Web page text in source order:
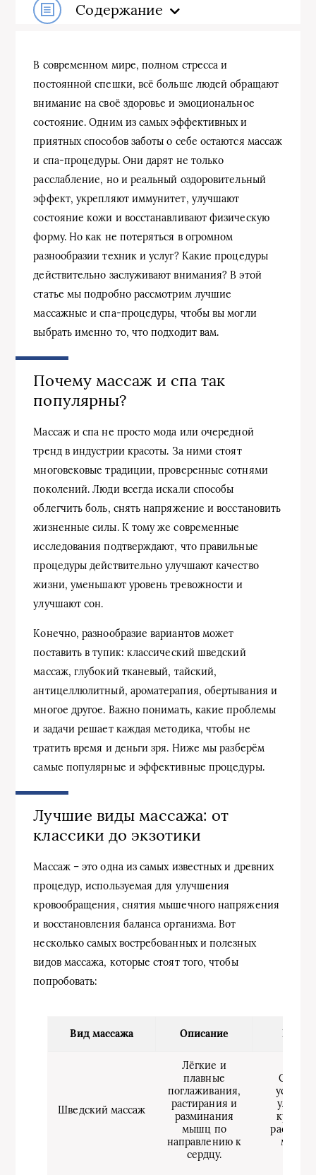
Содержание
В современном мире, полном стресса и
постоянной спешки, всё больше людей обращают
внимание на своё здоровье и эмоциональное
состояние. Одним из самых эффективных и
приятных способов заботы о себе остаются массаж
и спа-процедуры. Они дарят не только
расслабление, но и реальный оздоровительный
эффект, укрепляют иммунитет, улучшают
состояние кожи и восстанавливают физическую
форму. Но как не потеряться в огромном
разнообразии техник и услуг? Какие процедуры
действительно заслуживают внимания? В этой
статье мы подробно рассмотрим лучшие
массажные и спа-процедуры, чтобы вы могли
выбрать именно то, что подходит вам.
Почему массаж и спа так
популярны?
Массаж и спа не просто мода или очередной
тренд в индустрии красоты. За ними стоят
многовековые традиции, проверенные сотнями
поколений. Люди всегда искали способы
облегчить боль, снять напряжение и восстановить
жизненные силы. К тому же современные
исследования подтверждают, что правильные
процедуры действительно улучшают качество
жизни, уменьшают уровень тревожности и
улучшают сон.
Конечно, разнообразие вариантов может
поставить в тупик: классический шведский
массаж, глубокий тканевый, тайский,
антицеллюлитный, ароматерапия, обертывания и
многое другое. Важно понимать, какие проблемы
и задачи решает каждая методика, чтобы не
тратить время и деньги зря. Ниже мы разберём
самые популярные и эффективные процедуры.
Лучшие виды массажа: от
классики до экзотики
Массаж – это одна из самых известных и древних
процедур, используемая для улучшения
кровообращения, снятия мышечного напряжения
и восстановления баланса организма. Вот
несколько самых востребованных и полезных
видов массажа, которые стоят того, чтобы
попробовать:
Вид массажа Описание
Шведский массаж
Лёгкие и
плавные
поглаживания,
растирания и
разминания
мышц по
направлению к
сердцу.